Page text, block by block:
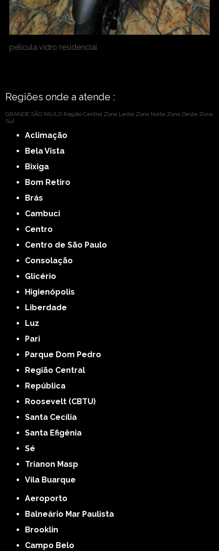
película vidro residencial
Regiões onde a atende :
GRANDE SÃO PAULO Região Central Zona Leste Zona Norte Zona Oeste Zona
Sul
Aclimação
Bela Vista
Bixiga
Bom Retiro
Brás
Cambuci
Centro
Centro de São Paulo
Consolação
Glicério
Higienópolis
Liberdade
Luz
Pari
Parque Dom Pedro
Região Central
República
Roosevelt (CBTU)
Santa Cecília
Santa Efigênia
Sé
Trianon Masp
Vila Buarque
Aeroporto
Balneário Mar Paulista
Brooklin
Campo Belo